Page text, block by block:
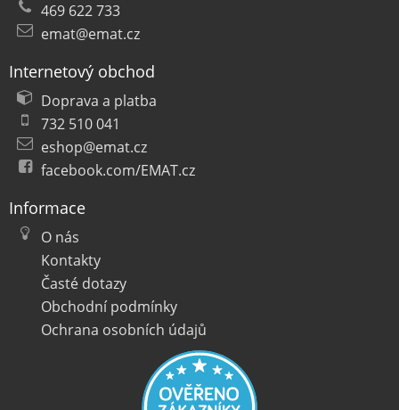
469 622 733
emat@emat.cz
Internetový obchod
Doprava a platba
732 510 041
eshop@emat.cz
facebook.com/EMAT.cz
Informace
O nás
Kontakty
Časté dotazy
Obchodní podmínky
Ochrana osobních údajů